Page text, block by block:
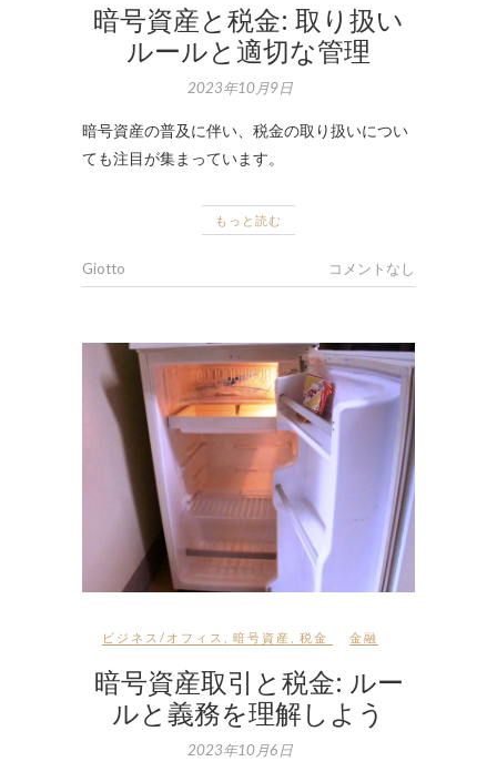
暗号資産と税金: 取り扱い
ルールと適切な管理
2023年10月9日
暗号資産の普及に伴い、税金の取り扱いについ
ても注目が集まっています。
もっと読む
Giotto コメントなし
ビジネス/オフィス 暗号資産 税金 金融
暗号資産取引と税金: ルー
ルと義務を理解しよう
2023年10月6日